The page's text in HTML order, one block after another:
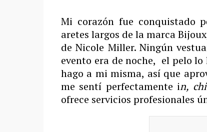
Mi corazón fue conquistado
aretes largos de la marca
de Nicole Miller. Ningún
evento era de noche, el pelo
hago a mi misma, así que
me sentí perfectamente in,
ofrece servicios profesionales